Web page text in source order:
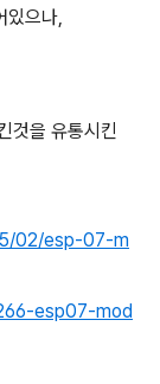
있으나,
것을 유통시킨
02/esp-07-m
esp07-mod